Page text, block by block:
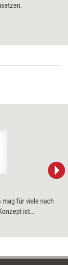
mag für viele nach
ist